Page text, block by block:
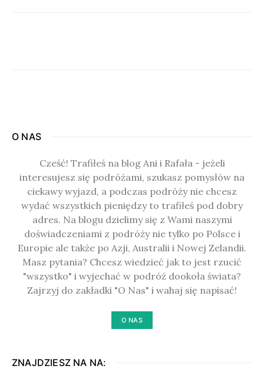
O NAS
Cześć! Trafiłeś na blog Ani i Rafała - jeżeli
interesujesz się podróżami, szukasz pomysłów na
ciekawy wyjazd, a podczas podróży nie chcesz
wydać wszystkich pieniędzy to trafiłeś pod dobry
adres. Na blogu dzielimy się z Wami naszymi
doświadczeniami z podróży nie tylko po Polsce i
Europie ale także po Azji, Australii i Nowej Zelandii.
Masz pytania? Chcesz wiedzieć jak to jest rzucić
"wszystko" i wyjechać w podróż dookoła świata?
Zajrzyj do zakładki "O Nas" i wahaj się napisać!
O NAS
ZNAJDZIESZ NA NA: